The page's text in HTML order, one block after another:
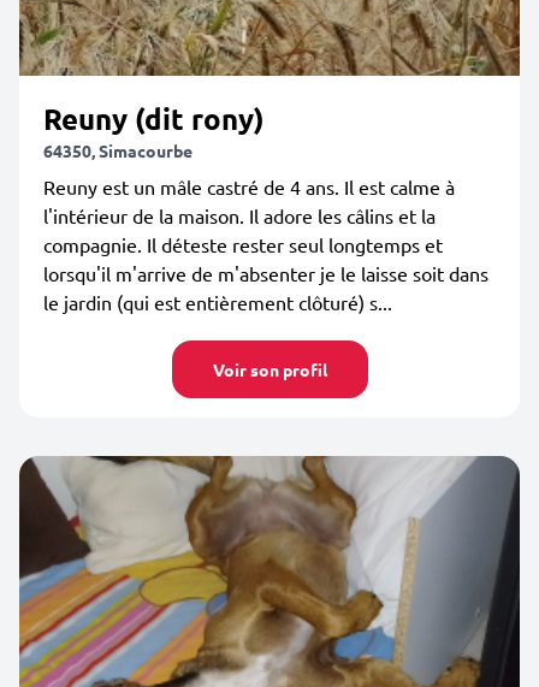
Reuny (dit rony)
64350, Simacourbe
Reuny est un mâle castré de 4 ans. Il est calme à
l'intérieur de la maison. Il adore les câlins et la
compagnie. Il déteste rester seul longtemps et
lorsqu'il m'arrive de m'absenter je le laisse soit dans
le jardin (qui est entièrement clôturé) s...
Voir son profil